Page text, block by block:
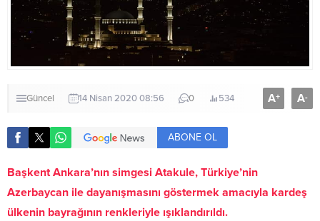
Güncel 14 Nisan 2020 08:56 0 534 A+ A-
ABONE OL
Başkent Ankara’nın simgesi Atakule, Türkiye’nin
Azerbaycan ile dayanışmasını göstermek amacıyla kardeş
ülkenin bayrağının renkleriyle ışıklandırıldı.